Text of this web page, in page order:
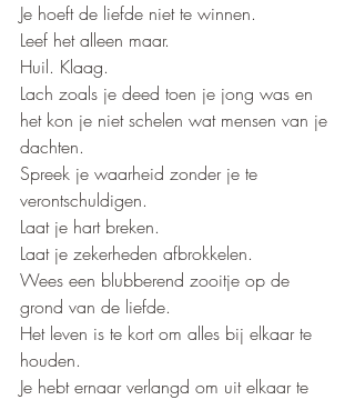
Je hoeft de liefde niet te winnen.
Leef het alleen maar.
Huil. Klaag.
Lach zoals je deed toen je jong was en
het kon je niet schelen wat mensen van je
dachten.
Spreek je waarheid zonder je te
verontschuldigen.
Laat je hart breken.
Laat je zekerheden afbrokkelen.
Wees een blubberend zooitje op de
grond van de liefde.
Het leven is te kort om alles bij elkaar te
houden.
Je hebt ernaar verlangd om uit elkaar te